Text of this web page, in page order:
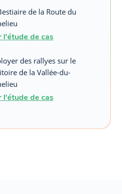
de la Route du
l'étude de cas
des rallyes sur le
de la Vallée-du-
l'étude de cas